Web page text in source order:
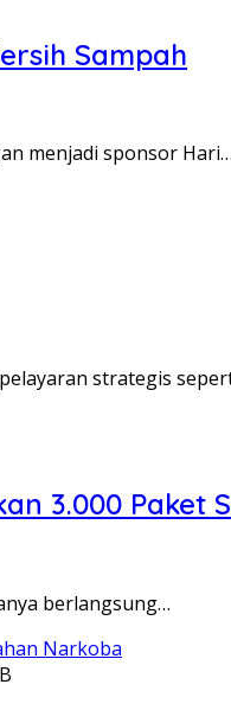
Sampah
menjadi sponsor Hari…
strategis
3.000 Paket
berlangsung…